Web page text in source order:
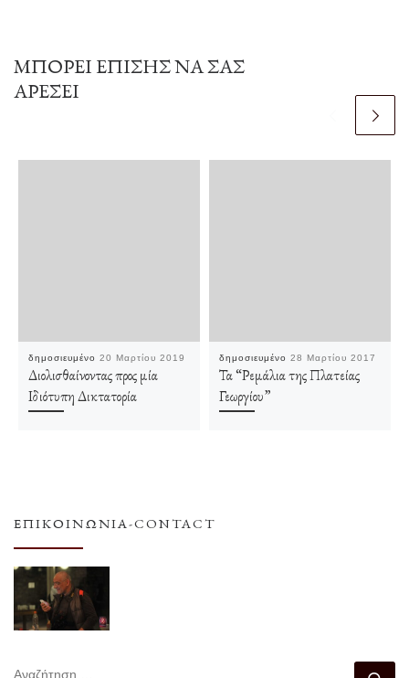
ΜΠΟΡΕΊ ΕΠΊΣΗΣ ΝΑ ΣΑΣ
ΑΡΈΣΕΙ
δημοσιευμένο20 Μαρτίου 2019
Διολισθαίνοντας προς μία
Ιδιότυπη Δικτατορία
δημοσιευμένο28 Μαρτίου 2017
Τα “Ρεμάλια της Πλατείας
Γεωργίου”
ΕΠΙΚΟΙΝΩΝΊΑ-CONTACT
ΑΝΑΖΉΤΗΣΗ